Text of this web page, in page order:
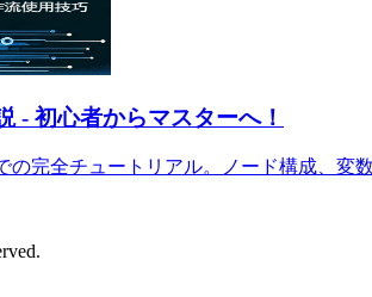
- 初心者からマスターへ！
完全チュートリアル。ノード構成、変